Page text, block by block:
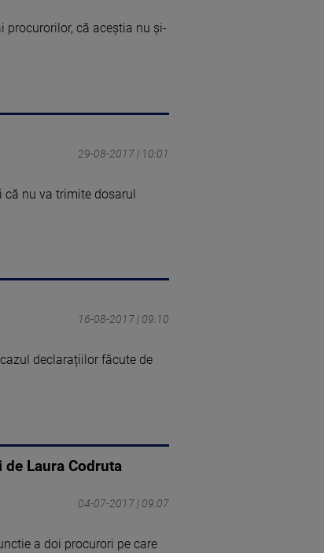
procurorilor, că aceştia nu şi-
29-08-2017 | 10:01
că nu va trimite dosarul
16-08-2017 | 09:10
declarațiilor făcute de
Laura Codruta
04-07-2017 | 09:07
a doi procurori pe care